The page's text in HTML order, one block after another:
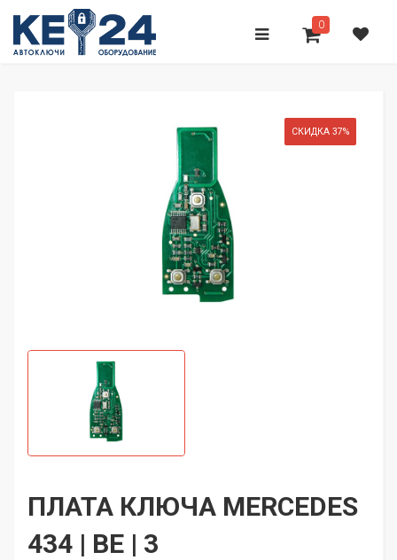
0
СКИДКА 37%
ПЛАТА КЛЮЧА MERCEDES
434 | BE | 3